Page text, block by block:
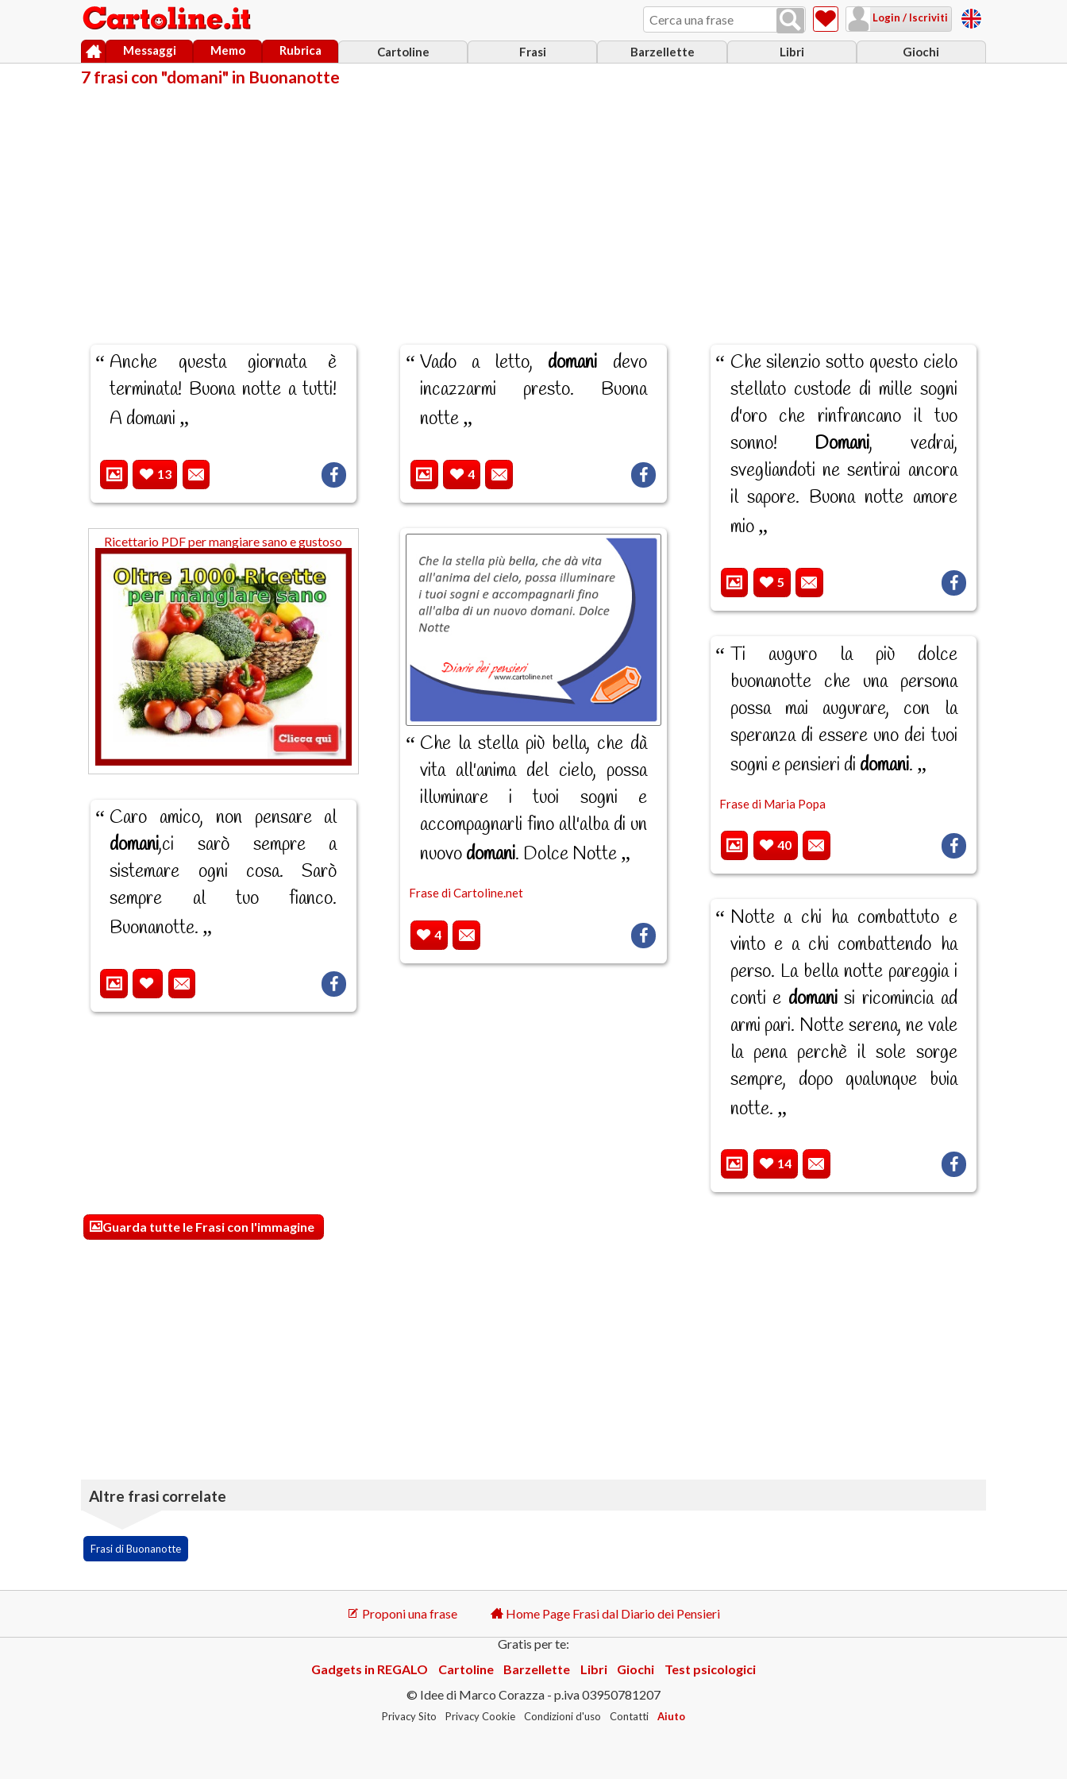
Login / Iscriviti
Cartoline Frasi Barzellette Libri Giochi
Messaggi Memo Rubrica
7 frasi con "domani" in Buonanotte
Anche questa giornata è
terminata! Buona notte a tutti!
A domani
13
Ricettario PDF per mangiare sano e gustoso
Caro amico, non pensare al
domani,ci sarò sempre a
sistemare ogni cosa. Sarò
sempre al tuo fianco.
Buonanotte.
Vado a letto, domanidevo
incazzarmi presto. Buona
notte
4
Che la stella più bella, che dà
vita all'anima del cielo, possa
illuminare i tuoi sogni e
accompagnarli fino all'alba di un
nuovo domani. Dolce Notte
Frase di Cartoline.net
4
Che silenzio sotto questo cielo
stellato custode di mille sogni
d'oro che rinfrancano il tuo
sonno! Domani, vedrai,
svegliandoti ne sentirai ancora
il sapore. Buona notte amore
mio
5
Ti auguro la più dolce
buonanotte che una persona
possa mai augurare, con la
speranza di essere uno dei tuoi
sogni e pensieri di domani.
Frase di Maria Popa
40
Notte a chi ha combattuto e
vinto e a chi combattendo ha
perso. La bella notte pareggia i
conti e domanisi ricomincia ad
armi pari. Notte serena, ne vale
la pena perchè il sole sorge
sempre, dopo qualunque buia
notte.
14
Guarda tutte le Frasi con l'immagine
Altre frasi correlate
Frasi di Buonanotte
Proponi una frase
Home Page Frasi dal Diario dei Pensieri
Gratis per te:
Gadgets in REGALO
Cartoline Barzellette Libri Giochi
Test psicologici
© Idee di Marco Corazza - p.iva 03950781207
Privacy Sito Privacy Cookie Condizioni d'uso Contatti Aiuto